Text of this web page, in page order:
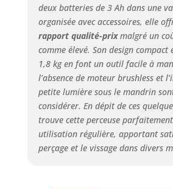
deux batteries de 3 Ah dans une
organisée avec accessoires, elle
rapport qualité-prixmalgré un
comme élevé. Son design compact
1,8 kg en font un outil facile à
l’absence de moteur brushless et
petite lumière sous le mandrin
considérer. En dépit de ces
trouve cette perceuse
utilisation régulière, apportant
perçage et le vissage dans divers